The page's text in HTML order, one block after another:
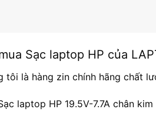
Sạc laptop HP của
tôi là hàng zin chính hãng chất
laptop HP 19.5V-7.7A chân